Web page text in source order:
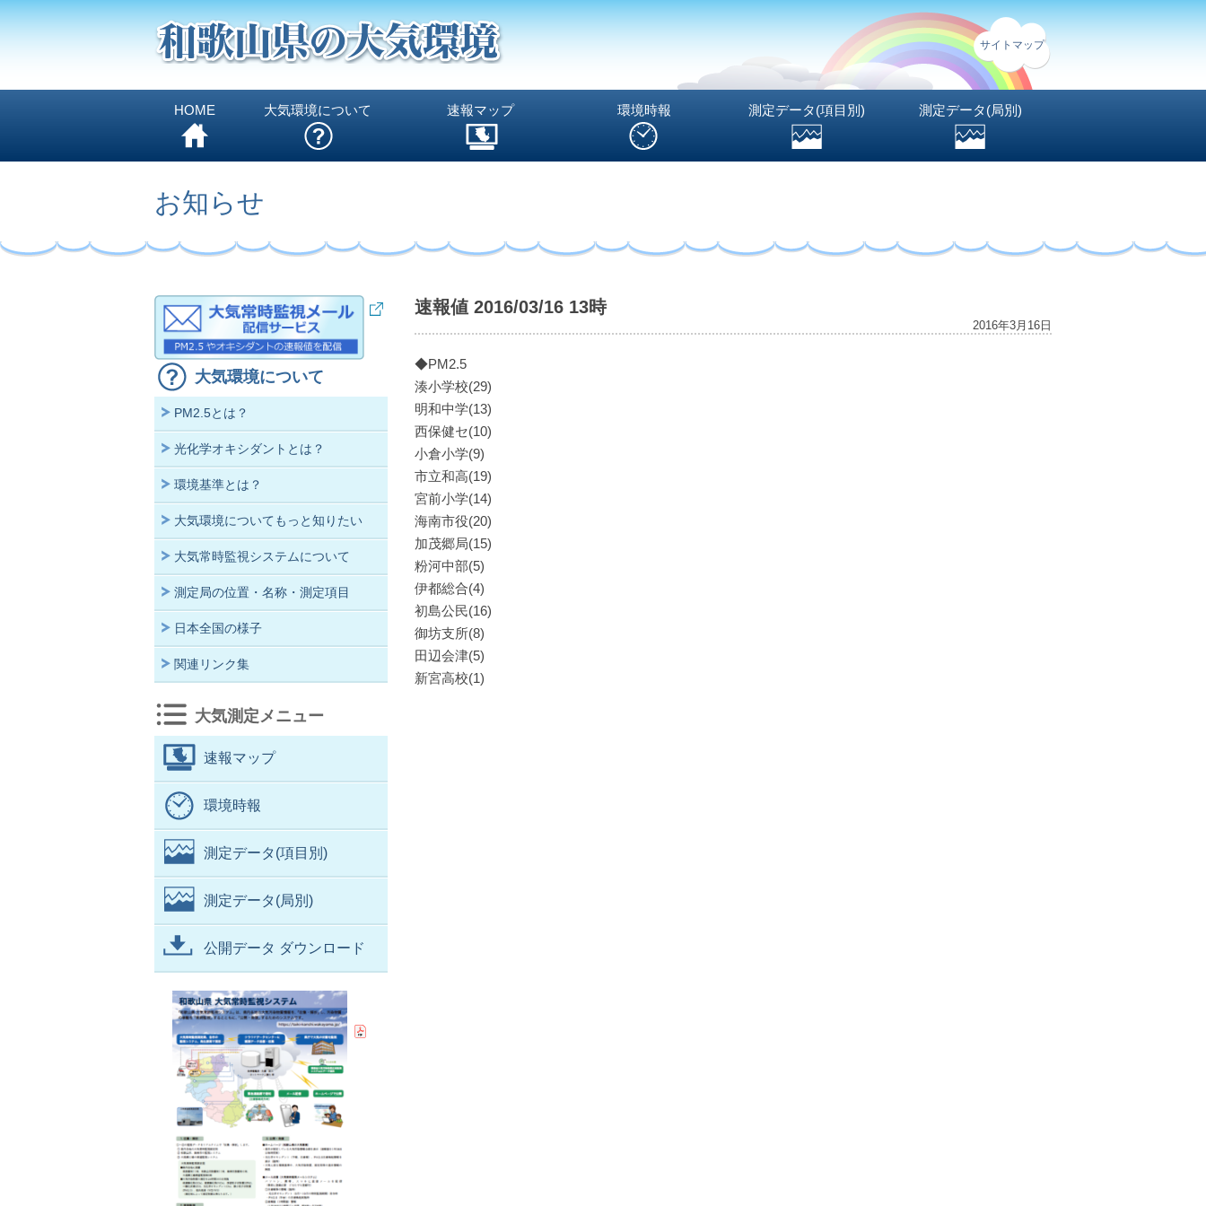
サイトマップ
HOME 大気環境について 速報マップ 環境時報 測定データ(項目別) 測定データ(局別)
お知らせ
速報値 2016/03/16 13時
2016年3月16日
◆PM2.5
湊小学校(29)
明和中学(13)
西保健セ(10)
小倉小学(9)
市立和高(19)
宮前小学(14)
海南市役(20)
加茂郷局(15)
粉河中部(5)
伊都総合(4)
初島公民(16)
御坊支所(8)
田辺会津(5)
新宮高校(1)
大気環境について
PM2.5とは？
光化学オキシダントとは？
環境基準とは？
大気環境についてもっと知りたい
大気常時監視システムについて
測定局の位置・名称・測定項目
日本全国の様子
関連リンク集
大気測定メニュー
速報マップ
環境時報
測定データ(項目別)
測定データ(局別)
公開データ ダウンロード